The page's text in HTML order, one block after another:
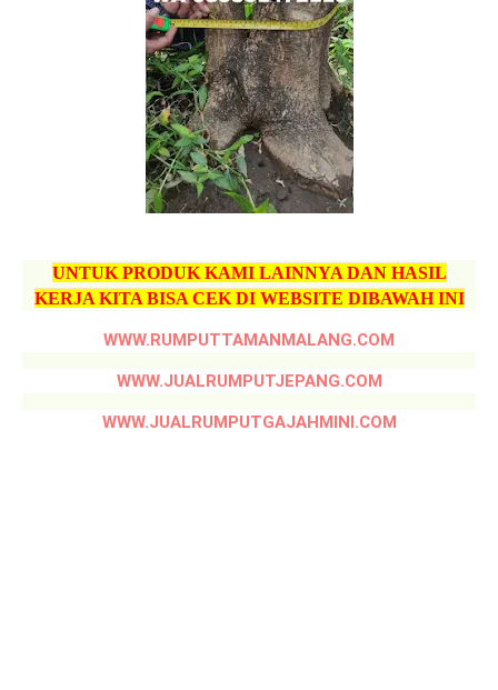
UNTUK PRODUK KAMI LAINNYA DAN HASIL
KERJA KITA BISA CEK DI WEBSITE DIBAWAH INI
WWW.RUMPUTTAMANMALANG.COM
WWW.JUALRUMPUTJEPANG.COM
WWW.JUALRUMPUTGAJAHMINI.COM